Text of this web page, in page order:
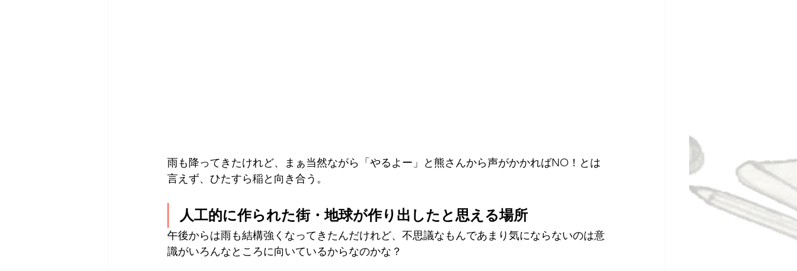
雨も降ってきたけれど、まぁ当然ながら「やるよー」と熊さんから声がかかればNO！とは
言えず、ひたすら稲と向き合う。
人工的に作られた街・地球が作り出したと思える場所
午後からは雨も結構強くなってきたんだけれど、不思議なもんであまり気にならないのは意
識がいろんなところに向いているからなのかな？